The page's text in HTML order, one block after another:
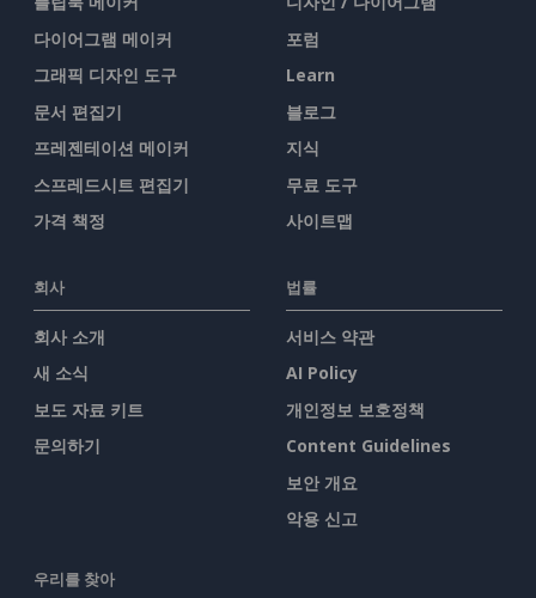
다이어그램 메이커
그래픽 디자인 도구
문서 편집기
프레젠테이션 메이커
스프레드시트 편집기
가격 책정
포럼
Learn
블로그
지식
무료 도구
사이트맵
회사
회사 소개
새 소식
보도 자료 키트
문의하기
법률
서비스 약관
AI Policy
개인정보 보호정책
Content Guidelines
보안 개요
악용 신고
우리를 찾아